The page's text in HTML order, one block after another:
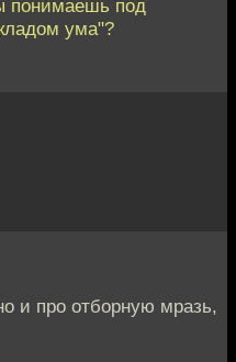
понимаешь под
ума"?
и про отборную мразь,